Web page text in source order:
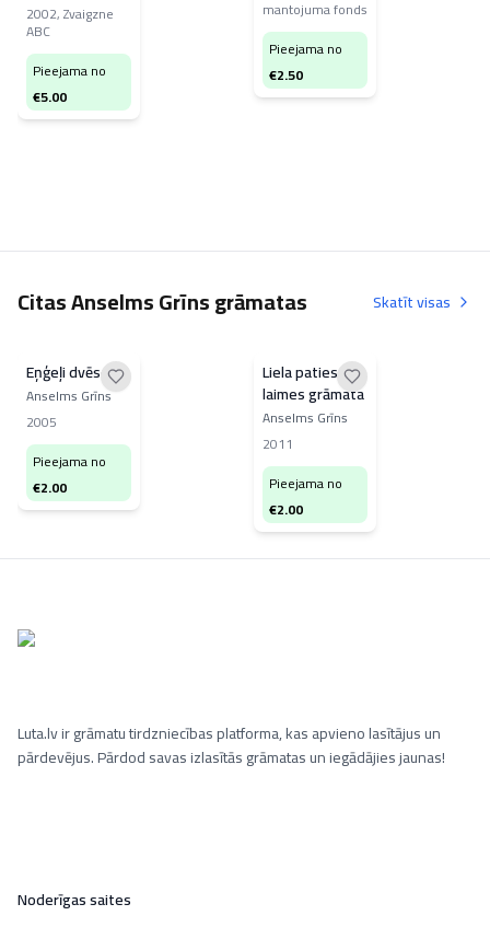
2002,Zvaigzne
ABC
Pieejama no
€5.00
mantojuma fonds
Pieejama no
€2.50
Citas Anselms Grīns grāmatas Skatīt visas
Eņģeļi dvēselei
Anselms Grīns
2005
Pieejama no
€2.00
Liela patiesas
laimes grāmata
Anselms Grīns
2011
Pieejama no
€2.00
Luta.lv ir grāmatu tirdzniecības platforma, kas apvieno lasītājus un
pārdevējus. Pārdod savas izlasītās grāmatas un iegādājies jaunas!
Noderīgas saites